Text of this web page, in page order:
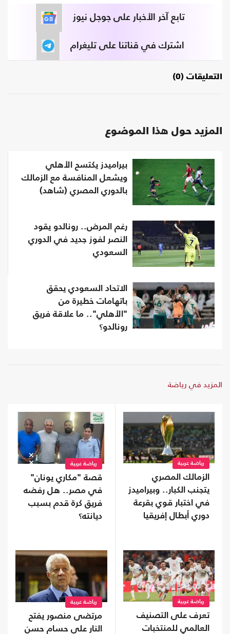
تابع آخر الأخبار على جوجل نيوز
اشترك في قناتنا على تليغرام
التعليقات (0)
المزيد حول هذا الموضوع
بيراميدز يكتسح الأهلي
ويشعل المنافسة مع الزمالك
بالدوري المصري (شاهد)
رغم المرض.. رونالدو يقود
النصر لفوز جديد في الدوري
السعودي
الاتحاد السعودي يحقق
باتهامات خطيرة من
"الأهلي".. ما علاقة فريق
رونالدو؟
المزيد في رياضة
رياضة عربية
الزمالك المصري
يتجنب الكبار.. وبيراميدز
في اختبار قوي بقرعة
دوري أبطال إفريقيا
رياضة عربية
قصة "مكاري يونان"
في مصر.. هل رفضه
فريق كرة قدم بسبب
ديانته؟
رياضة عربية
تعرف على التصنيف
العالمي للمنتخبات
رياضة عربية
مرتضى منصور يفتح
النار على حسام حسن